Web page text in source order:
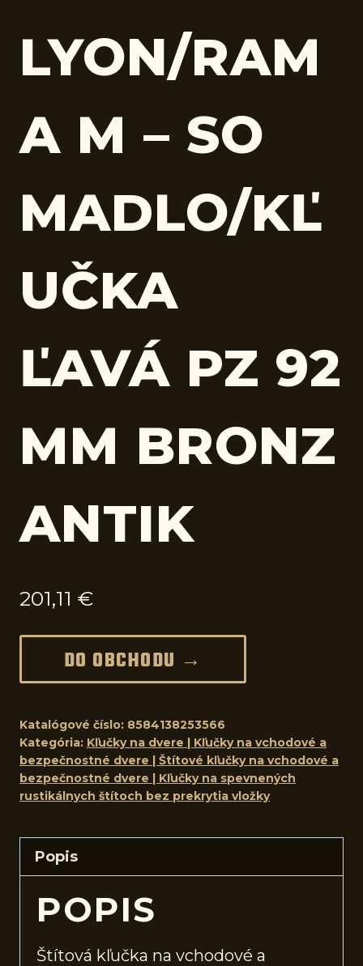
LYON/RAM
A M – SO
MADLO/KĽ
UČKA
ĽAVÁ PZ 92
MM BRONZ
ANTIK
201,11 €
DO OBCHODU →
Katalógové číslo: 8584138253566
Kategória: Kľučky na dvere | Kľučky na vchodové a
bezpečnostné dvere | Štítové kľučky na vchodové a
bezpečnostné dvere | Kľučky na spevnených
rustikálnych štítoch bez prekrytia vložky
Popis
POPIS
Štítová kľučka na vchodové a